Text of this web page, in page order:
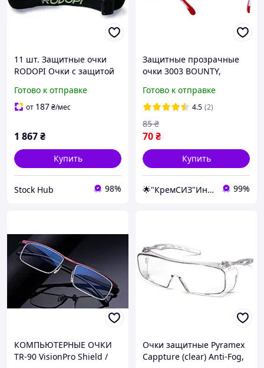
11 шт. Защитные очки
RODOPI Очки с защитой
работы на строительных
площадках
Готово к отправке
от 187₴/мес
1 867₴
Купить
Stock Hub 98%
Защитные прозрачные
очки 3003 BOUNTY,
ультрафиолета, царапин
и запотевания, очки
рабочие
Готово к отправке
4.5 (2)
70₴
85 ₴
Купить
🌟"КремСИЗ"Интернет-магазин 99%
КОМПЬЮТЕРНЫЕ ОЧКИ
TR-90 VisionPro Shield /
Очки защитные Pyramex
Cappture (clear) Anti-Fog,